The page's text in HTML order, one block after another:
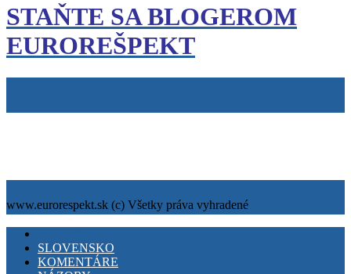
STAŇTE SA BLOGEROM
EUROREŠPEKT
www.eurorespekt.sk (c) Všetky práva vyhradené
Facebook
Twitter
Youtube
SLOVENSKO
KOMENTÁRE